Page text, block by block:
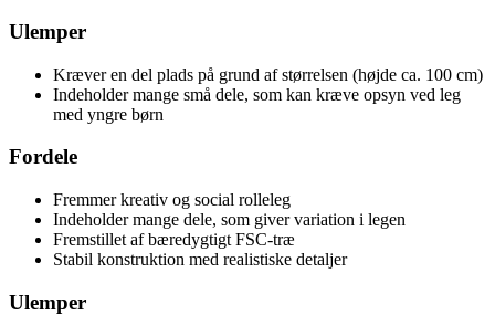
Ulemper
Kræver en del plads på grund af størrelsen (højde ca. 100 cm)
Indeholder mange små dele, som kan kræve opsyn ved leg
med yngre børn
Fordele
Fremmer kreativ og social rolleleg
Indeholder mange dele, som giver variation i legen
Fremstillet af bæredygtigt FSC-træ
Stabil konstruktion med realistiske detaljer
Ulemper